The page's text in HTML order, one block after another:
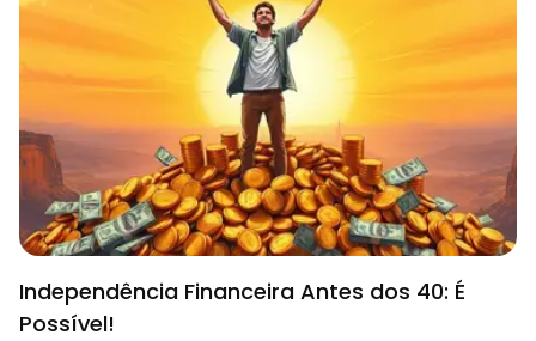
Independência Financeira Antes dos 40: É
Possível!